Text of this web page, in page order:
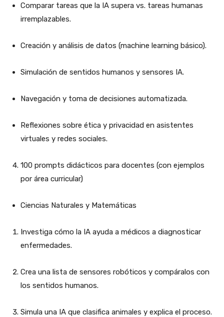
Comparar tareas que la IA supera vs. tareas humanas
irremplazables.
Creación y análisis de datos (machine learning básico).
Simulación de sentidos humanos y sensores IA.
Navegación y toma de decisiones automatizada.
Reflexiones sobre ética y privacidad en asistentes
virtuales y redes sociales.
100 prompts didácticos para docentes (con ejemplos
por área curricular)
Ciencias Naturales y Matemáticas
Investiga cómo la IA ayuda a médicos a diagnosticar
enfermedades.
Crea una lista de sensores robóticos y compáralos con
los sentidos humanos.
Simula una IA que clasifica animales y explica el proceso.